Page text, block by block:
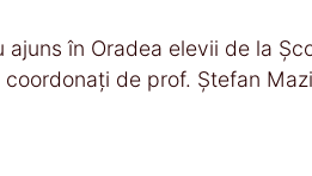
în Oradea elevii de la
de prof. Ștefan